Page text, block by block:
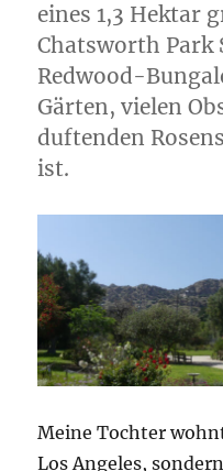
eines 1,3 Hektar
Chatsworth Park
Redwood-
Gärten, vielen
duftenden
ist.
Meine Tochter
Los Angeles,